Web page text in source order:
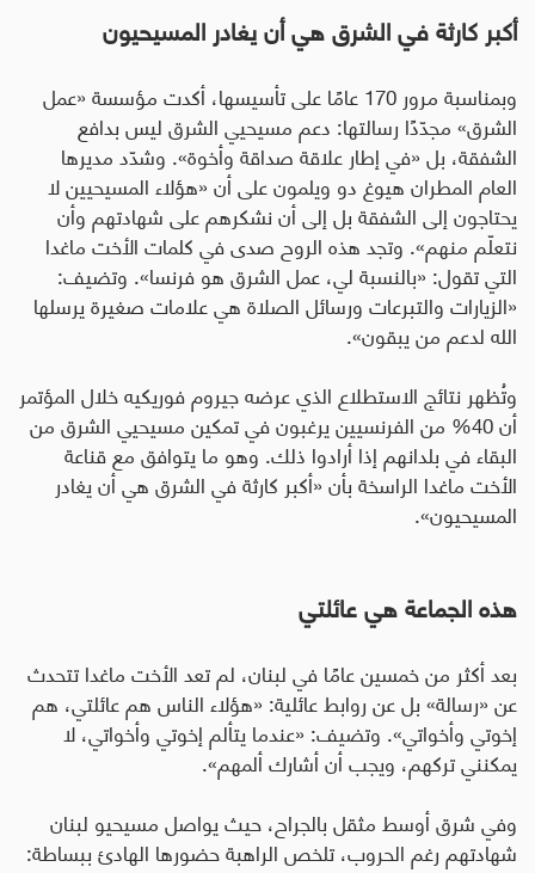
أكبر كارثة في الشرق هي أن يغادر المسيحيون
وبمناسبة مرور 170 عامًا على تأسيسها، أكدت مؤسسة «عمل
الشرق» مجدّدًا رسالتها: دعم مسيحيي الشرق ليس بدافع
الشفقة، بل «في إطار علاقة صداقة وأخوة». وشدّد مديرها
العام المطران هيوغ دو ويلمون على أن «هؤلاء المسيحيين لا
يحتاجون إلى الشفقة بل إلى أن نشكرهم على شهادتهم وأن
نتعلّم منهم». وتجد هذه الروح صدى في كلمات الأخت ماغدا
التي تقول: «بالنسبة لي، عمل الشرق هو فرنسا». وتضيف:
«الزيارات والتبرعات ورسائل الصلاة هي علامات صغيرة يرسلها
الله لدعم من يبقون».
وتُظهر نتائج الاستطلاع الذي عرضه جيروم فوريكيه خلال المؤتمر
أن 40% من الفرنسيين يرغبون في تمكين مسيحيي الشرق من
البقاء في بلدانهم إذا أرادوا ذلك. وهو ما يتوافق مع قناعة
الأخت ماغدا الراسخة بأن «أكبر كارثة في الشرق هي أن يغادر
المسيحيون».
هذه الجماعة هي عائلتي
بعد أكثر من خمسين عامًا في لبنان، لم تعد الأخت ماغدا تتحدث
عن «رسالة» بل عن روابط عائلية: «هؤلاء الناس هم عائلتي، هم
إخوتي وأخواتي». وتضيف: «عندما يتألم إخوتي وأخواتي، لا
يمكنني تركهم، ويجب أن أشارك ألمهم».
وفي شرق أوسط مثقل بالجراح، حيث يواصل مسيحيو لبنان
شهادتهم رغم الحروب، تلخص الراهبة حضورها الهادئ ببساطة: